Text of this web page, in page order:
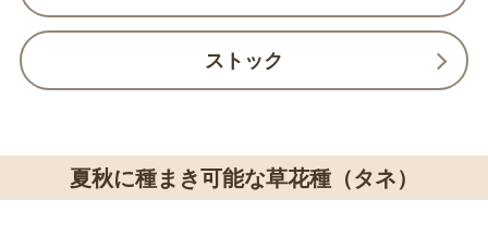
ストック
夏秋に種まき可能な草花種（タネ）